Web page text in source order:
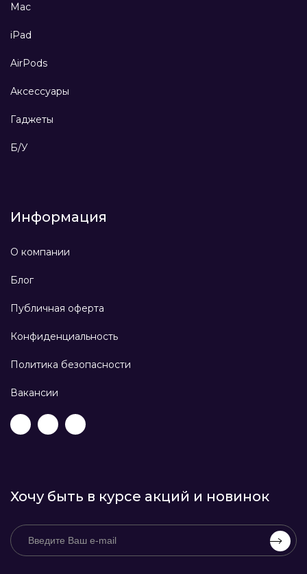
Mac
iPad
AirPods
Аксессуары
Гаджеты
Б/У
Информация
О компании
Блог
Публичная оферта
Конфиденциальность
Политика безопасности
Вакансии
Хочу быть в курсе акций и новинок